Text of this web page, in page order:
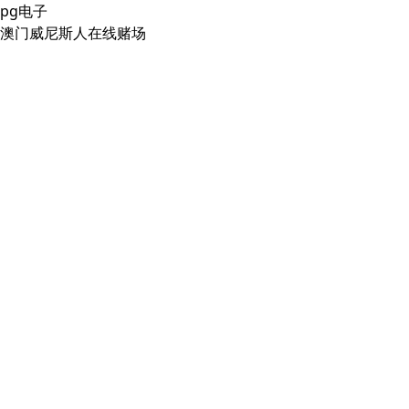
pg电子
澳门威尼斯人在线赌场